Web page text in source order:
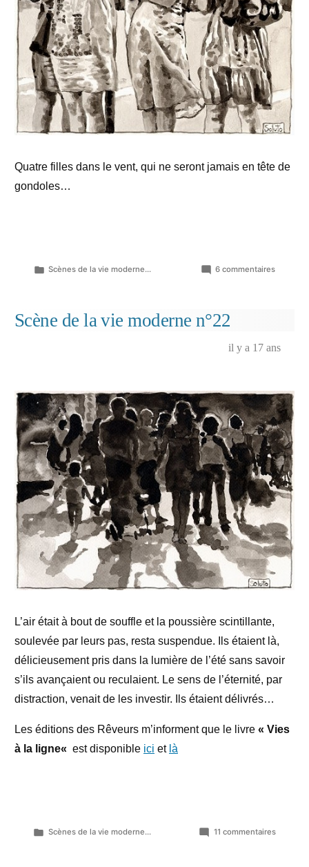
Quatre filles dans le vent, qui ne seront jamais en tête de
gondoles…
Publié
Scènes de la vie moderne... 6 commentairessur
n°23
Scène de la vie moderne n°22
il y a 17 ans
L’air était à bout de souffle et la poussière scintillante,
soulevée par leurs pas, resta suspendue. Ils étaient là,
délicieusement pris dans la lumière de l’été sans savoir
s’ils avançaient ou reculaient. Le sens de l’éternité, par
distraction, venait de les investir. Ils étaient délivrés…
Les éditions des Rêveurs m’informent que le livre « Vies
à la ligne« est disponible ici et là
Publié
Scènes de la vie moderne... 11 commentairessur